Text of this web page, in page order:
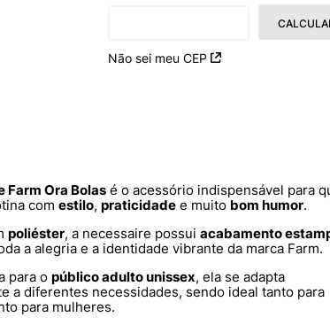
Não sei meu CEP
Farm Ora Bolas é o acessório indispensável para
com estilo, praticidade e muito bom humor.
poliéster, a necessaire possui acabamento
a alegria e a identidade vibrante da marca Farm.
para o público adulto unissex, ela se adapta
a diferentes necessidades, sendo ideal tanto para
para mulheres.